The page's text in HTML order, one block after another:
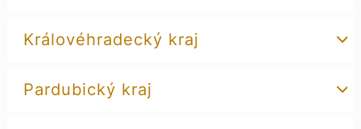
Královéhradecký kraj
Pardubický kraj